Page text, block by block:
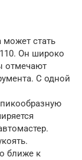
стать
Он широко
отмечают
С одной
ближе к